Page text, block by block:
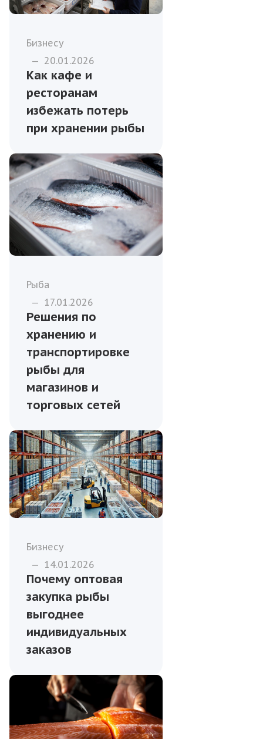
Бизнесу
— 20.01.2026
Как кафе и
ресторанам
избежать потерь
при хранении рыбы
Рыба
— 17.01.2026
Решения по
хранению и
транспортировке
рыбы для
магазинов и
торговых сетей
Бизнесу
— 14.01.2026
Почему оптовая
закупка рыбы
выгоднее
индивидуальных
заказов